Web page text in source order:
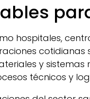
hospitales,
y
técnicos y